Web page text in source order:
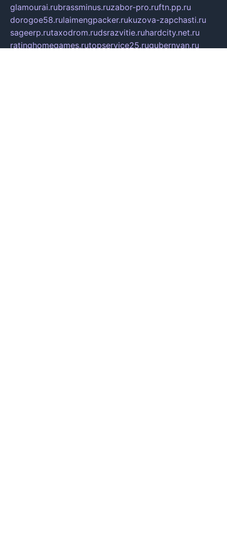
glamourai.rubrassminus.ruzabor-pro.ruftn.pp.ru
dorogoe58.rulaimengpacker.rukuzova-zapchasti.ru
sageerp.rutaxodrom.rudsrazvitie.ruhardcity.net.ru
ratinghomegames.rutopservice25.rugubernyan.ru